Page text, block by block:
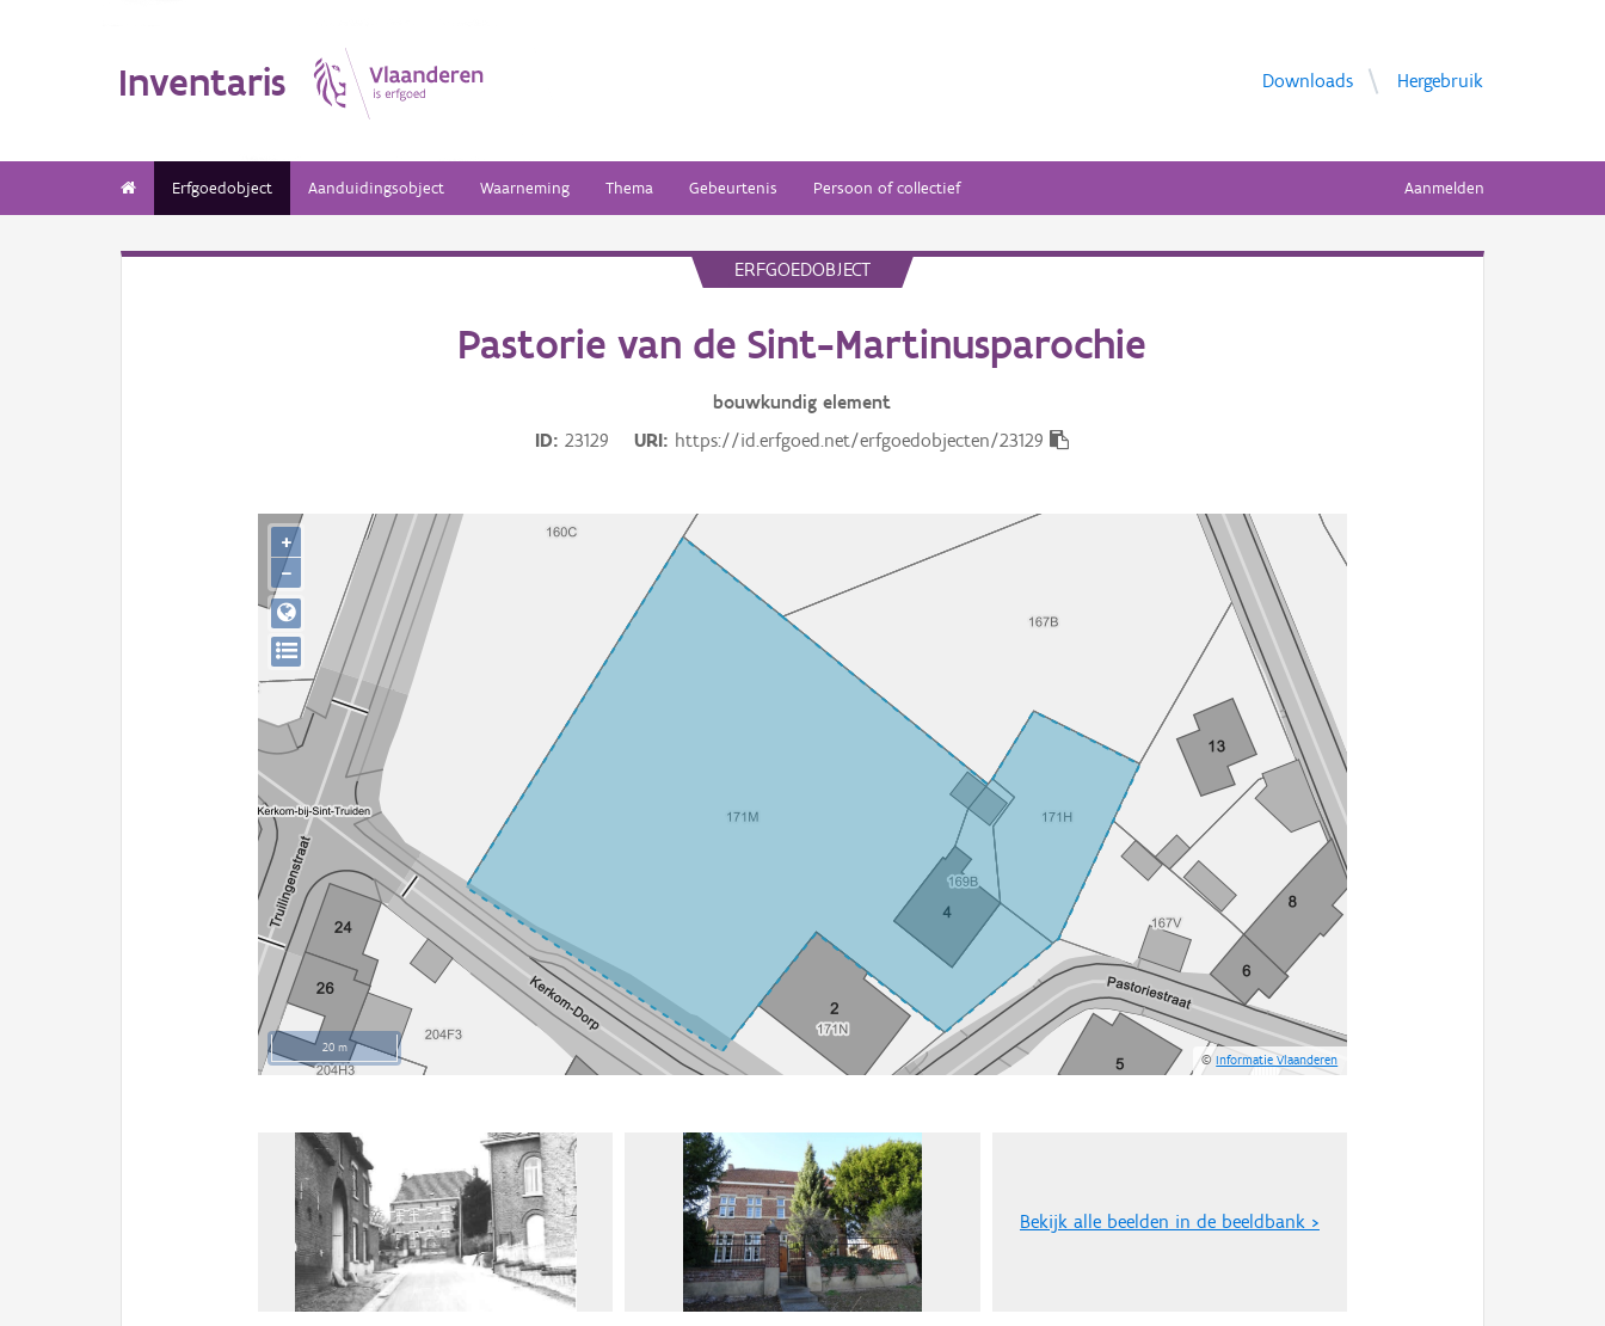
Inventaris Downloads Hergebruik
Erfgoedobject Aanduidingsobject Waarneming Thema Gebeurtenis Persoon of collectief Aanmelden
ERFGOEDOBJECT
Pastorie van de Sint-Martinusparochie
bouwkundig element
ID
23129 URI https://id.erfgoed.net/erfgoedobjecten/23129
20 m
©Informatie Vlaanderen
+
−
Bekijk alle beelden in de beeldbank >